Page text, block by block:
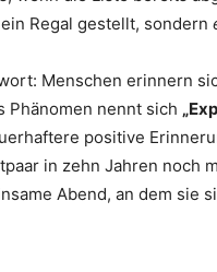
Regal gestellt, sondern
Menschen erinnern
Phänomen nennt sich
positive
in zehn Jahren noch
Abend, an dem sie